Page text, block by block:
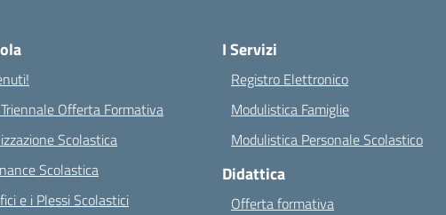
Offerta Formativa
Scolastica
Scolastica
e i Plessi Scolastici
I Servizi
Registro Elettronico
Modulistica Famiglie
Modulistica Personale Scolastico
Didattica
Offerta formativa